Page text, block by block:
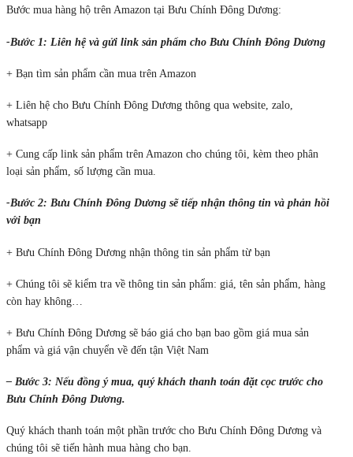
Bước mua hàng hộ trên Amazon tại Bưu Chính Đông Dương:
-Bước 1: Liên hệ và gửi link sản phẩm cho Bưu Chính Đông Dương
+ Bạn tìm sản phẩm cần mua trên Amazon
+ Liên hệ cho Bưu Chính Đông Dương thông qua website, zalo,
whatsapp
+ Cung cấp link sản phẩm trên Amazon cho chúng tôi, kèm theo phân
loại sản phẩm, số lượng cần mua.
-Bước 2: Bưu Chính Đông Dương sẽ tiếp nhận thông tin và phản hồi
với bạn
+ Bưu Chính Đông Dương nhận thông tin sản phẩm từ bạn
+ Chúng tôi sẽ kiểm tra về thông tin sản phẩm: giá, tên sản phẩm, hàng
còn hay không…
+ Bưu Chính Đông Dương sẽ báo giá cho bạn bao gồm giá mua sản
phẩm và giá vận chuyển về đến tận Việt Nam
– Bước 3: Nếu đồng ý mua, quý khách thanh toán đặt cọc trước cho
Bưu Chính Đông Dương.
Quý khách thanh toán một phần trước cho Bưu Chính Đông Dương và
chúng tôi sẽ tiến hành mua hàng cho bạn.